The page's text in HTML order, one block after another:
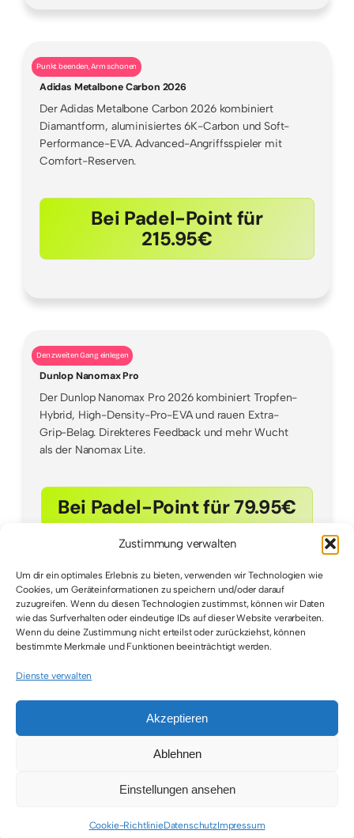
Zustimmung verwalten
Um dir ein optimales Erlebnis zu bieten, verwenden wir Technologien wie
Cookies, um Geräteinformationen zu speichern und/oder darauf
zuzugreifen. Wenn du diesen Technologien zustimmst, können wir Daten
wie das Surfverhalten oder eindeutige IDs auf dieser Website verarbeiten.
Wenn du deine Zustimmung nicht erteilst oder zurückziehst, können
bestimmte Merkmale und Funktionen beeinträchtigt werden.
Dienste verwalten
Akzeptieren
Ablehnen
Einstellungen ansehen
Cookie-RichtlinieDatenschutzImpressum
Punkt beenden, Arm schonen
Adidas Metalbone Carbon 2026
Der Adidas Metalbone Carbon 2026 kombiniert
Diamantform, aluminisiertes 6K-Carbon und Soft-
Performance-EVA. Advanced-Angriffsspieler mit
Comfort-Reserven.
Bei Padel-Point für
215.95€
Den zweiten Gang einlegen
Dunlop Nanomax Pro
Der Dunlop Nanomax Pro 2026 kombiniert Tropfen-
Hybrid, High-Density-Pro-EVA und rauen Extra-
Grip-Belag. Direkteres Feedback und mehr Wucht
als der Nanomax Lite.
Bei Padel-Point für 79.95€